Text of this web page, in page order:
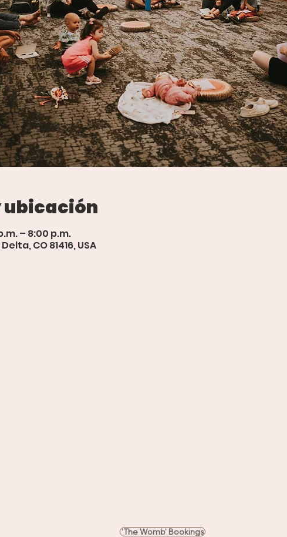
ubicación
– 8:00 p.m.
CO 81416, USA
'The Womb' Bookings